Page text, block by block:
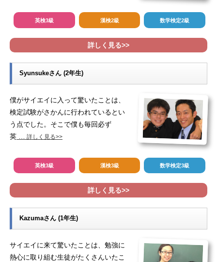
英検3級 漢検2級 数学検定2級
詳しく見る>>
Syunsukeさん (2年生)
僕がサイエイに入って驚いたことは、
検定試験がさかんに行われているとい
う点でした。そこで僕も毎回必ず
英
詳しく見る>>
英検3級 漢検3級 数学検定3級
詳しく見る>>
Kazumaさん (1年生)
サイエイに来て驚いたことは、勉強に
熱心に取り組む生徒がたくさんいたこ